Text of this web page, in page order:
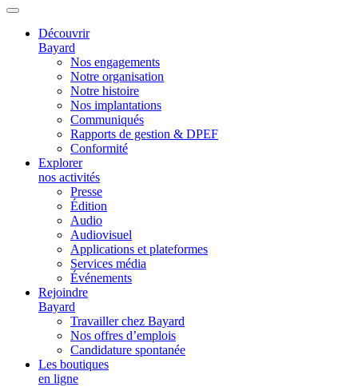
Découvrir
Bayard
Nos engagements
Notre organisation
Notre histoire
Nos implantations
Communiqués
Rapports de gestion & DPEF
Conformité
Explorer
nos activités
Presse
Édition
Audio
Audiovisuel
Applications et plateformes
Services média
Événements
Rejoindre
Bayard
Travailler chez Bayard
Nos offres d’emplois
Candidature spontanée
Les boutiques
en ligne